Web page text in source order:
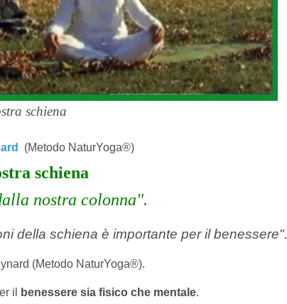
schiena
(Metodo NaturYoga®)
schiena
nostra colonna".
della schiena è importante per il benessere".
(Metodo NaturYoga®).
il benessere sia fisico che mentale.